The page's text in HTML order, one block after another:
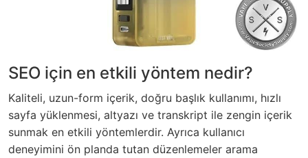
SEO için en etkili yöntem nedir?
Kaliteli, uzun-form içerik, doğru başlık kullanımı, hızlı
sayfa yüklenmesi, altyazı ve transkript ile zengin içerik
sunmak en etkili yöntemlerdir. Ayrıca kullanıcı
deneyimini ön planda tutan düzenlemeler arama